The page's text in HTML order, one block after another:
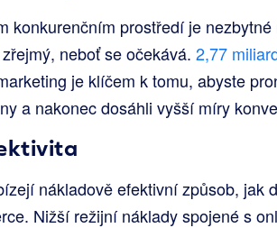
konkurenčním prostředí je
neboť se očekává. 2,77
je klíčem k tomu, abyste
a nakonec dosáhli vyšší míry
nákladově efektivní způsob, jak
Nižší režijní náklady spojené s